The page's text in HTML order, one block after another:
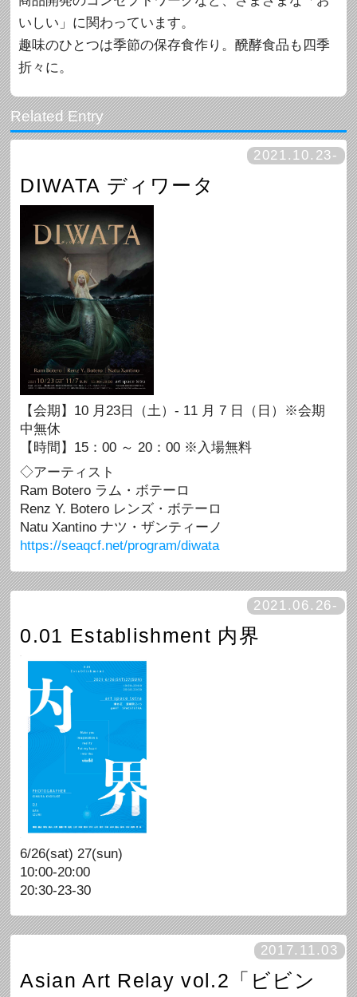
いしい」に関わっています。
趣味のひとつは季節の保存食作り。醗酵食品も四季
折々に。
2021.10.23-
DIWATA ディワータ
【会期】10 月23日（土）- 11 月 7 日（日）※会期
中無休
【時間】15：00 ～ 20：00 ※入場無料
◇アーティスト
Ram Botero ラム・ボテーロ
Renz Y. Botero レンズ・ボテーロ
Natu Xantino ナツ・ザンティーノ
https://seaqcf.net/program/diwata
2021.06.26-
0.01 Establishment 内界
6/26(sat) 27(sun)
10:00-20:00
20:30-23-30
2017.11.03
Asian Art Relay vol.2「ビビン